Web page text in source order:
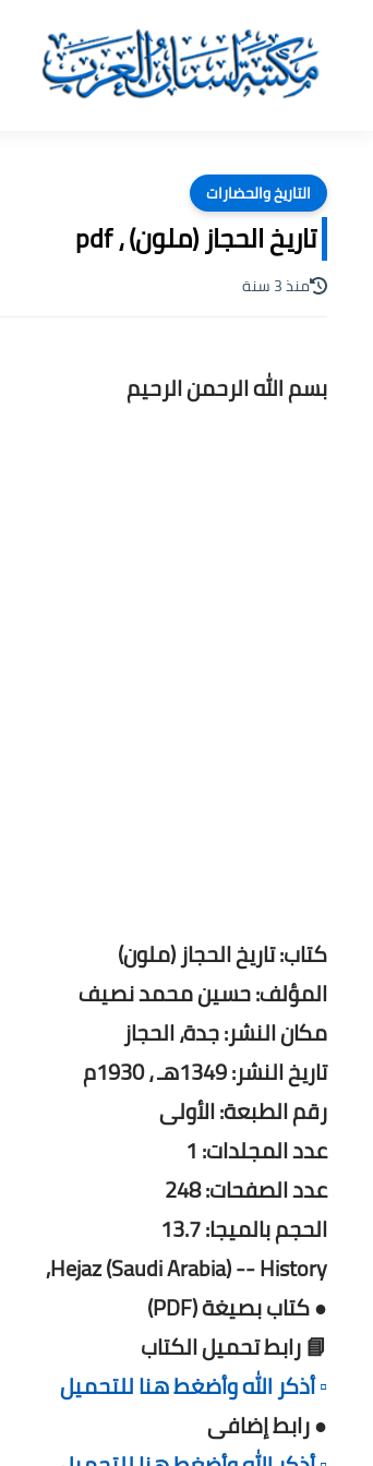
التاريخ والحضارات
تاريخ الحجاز (ملون) ، pdf
منذ 3 سنة
بسم الله الرحمن الرحيم
كتاب: تاريخ الحجاز (ملون)
المؤلف: حسين محمد نصيف
مكان النشر: جدة، الحجاز
تاريخ النشر: 1349هـ ، 1930م
رقم الطبعة: الأولى
عدد المجلدات: 1
عدد الصفحات: 248
الحجم بالميجا: 13.7
Hejaz (Saudi Arabia) -- History,
● كتاب بصيغة (PDF)
📘 رابط تحميل الكتاب
▫️ أذكر الله وأضغط هنا للتحميل
● رابط إضافى